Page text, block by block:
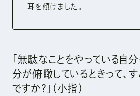
耳を傾けました。
「無駄なことをやっている自
分が俯瞰しているときって、
ですか？」（小指）